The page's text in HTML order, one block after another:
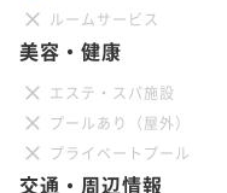
ルームサービス
美容・健康
エステ・スパ施設
プールあり（屋外）
プライベートプール
交通・周辺情報